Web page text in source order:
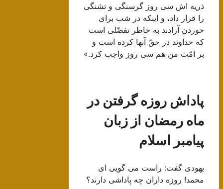
ذریه اش سى روز گرسنگى و تشنگى
را قرار داد، و اینکه در شب براى
خوردن آزادند به خاطر تفضّلى است
که خداوند در حقّ آنها کرده است و
بر امّت من هم سى روز واجب کرد.»
پاداش روزه گرفتن در
ماه رمضان از زبان
پیامبر اسلام
یهودی گفت: راست می گویی ای
محمد! روزه داران چه پاداشی دارند؟